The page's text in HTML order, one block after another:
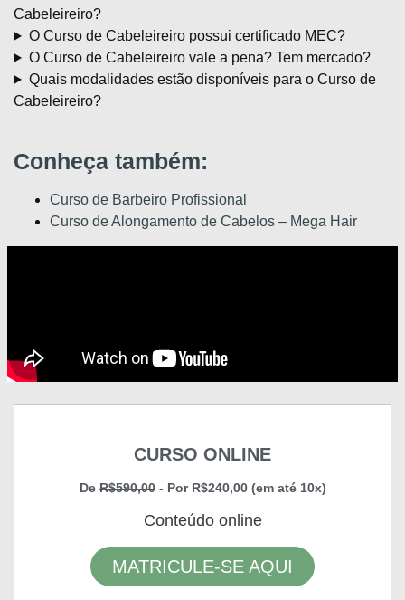
Cabeleireiro?
O Curso de Cabeleireiro possui certificado MEC?
O Curso de Cabeleireiro vale a pena? Tem mercado?
Quais modalidades estão disponíveis para o Curso de
Cabeleireiro?
Conheça também:
Curso de Barbeiro Profissional
Curso de Alongamento de Cabelos – Mega Hair
CURSO ONLINE
DeR$590,00- Por R$240,00 (em até 10x)
Conteúdo online
MATRICULE-SE AQUI